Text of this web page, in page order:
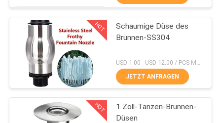
FABRIK-
AUSFLUG
QUALITÄTSKONTROLLE
TRETEN
Tanzen-Brunnen-
Düsen
274
HOT
Schaumige Düse des
Brunnen-SS304
JETZT ANFRAGEN
HOT
1 Zoll-Tanzen-Brunnen-
Düsen